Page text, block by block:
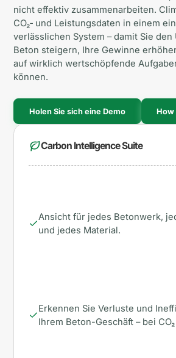
nicht effektiv zusammenarbeiten.
CO₂‑ und Leistungsdaten in einem
verlässlichen System – damit Sie
Beton steigern, Ihre Gewinne
auf wirklich wertschöpfende
können.
Holen Sie sich eine Demo How
Carbon Intelligence Suite
Ansicht für jedes Betonwerk,
und jedes Material.
Erkennen Sie Verluste und
Ihrem Beton-Geschäft – bei